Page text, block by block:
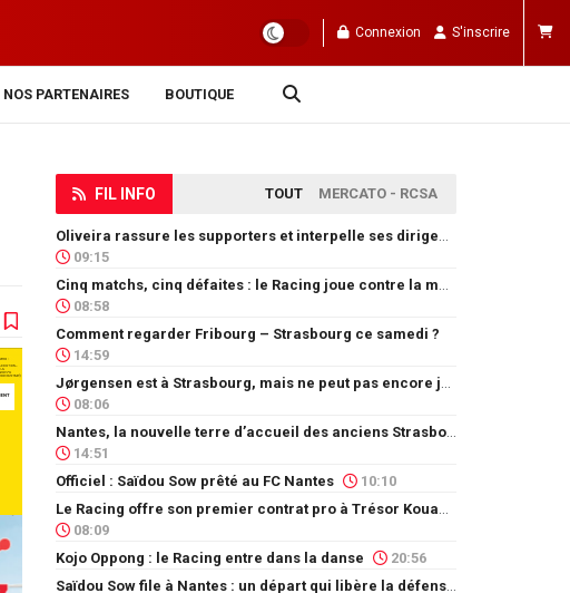
Connexion S'inscrire
NOS PARTENAIRES BOUTIQUE
FIL INFO TOUT MERCATO - RCSA
09:15
08:58
Comment regarder Fribourg – Strasbourg ce samedi ?
14:59
08:06
14:51
Officiel : Saïdou Sow prêté au FC Nantes
10:10
08:09
Kojo Oppong : le Racing entre dans la danse
20:56